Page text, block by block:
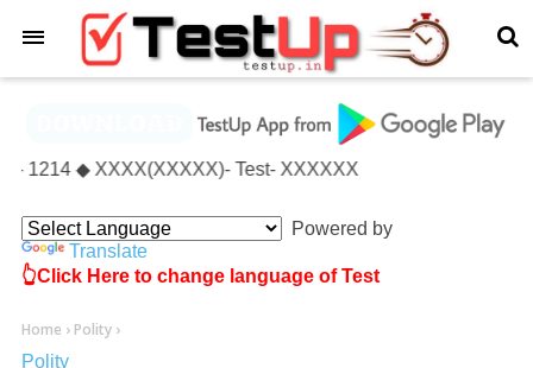
◆ XXXX(XXXXX)- Test- XXXXXX
Powered by
Translate
👆Click Here to change language of Test
Home › Polity ›
Polity